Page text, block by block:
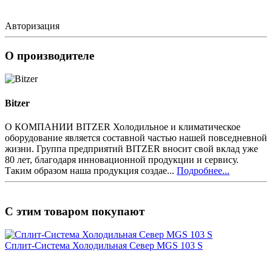
Авторизация
О производителе
Bitzer
О КОМПАНИИ BITZER Холодильное и климатическое
оборудование является составной частью нашей повседневной
жизни. Группа предприятий BITZER вносит свой вклад уже
80 лет, благодаря инновационной продукции и сервису.
Таким образом наша продукция создае... Подробнее...
С этим товаром покупают
Сплит-Система Холодильная Север MGS 103 S